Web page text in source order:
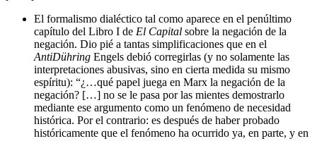
El formalismo dialéctico tal como aparece en el penúltimo
capítulo del Libro I de El Capital sobre la negación de la
negación. Dio pié a tantas simplificaciones que en el
AntiDühring Engels debió corregirlas (y no solamente las
interpretaciones abusivas, sino en cierta medida su mismo
espíritu): “¿…qué papel juega en Marx la negación de la
negación? […] no se le pasa por las mientes demostrarlo
mediante ese argumento como un fenómeno de necesidad
histórica. Por el contrario: es después de haber probado
históricamente que el fenómeno ha ocurrido ya, en parte, y en